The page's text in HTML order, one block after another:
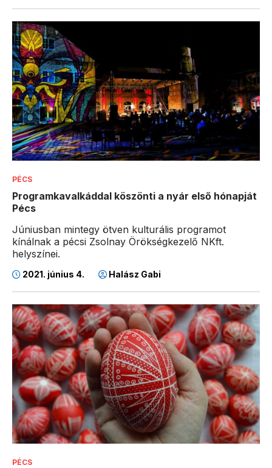
PÉCS
Programkavalkáddal köszönti a nyár első hónapját
Pécs
Júniusban mintegy ötven kulturális programot
kínálnak a pécsi Zsolnay Örökségkezelő NKft.
helyszínei.
2021. június 4. Halász Gabi
PÉCS